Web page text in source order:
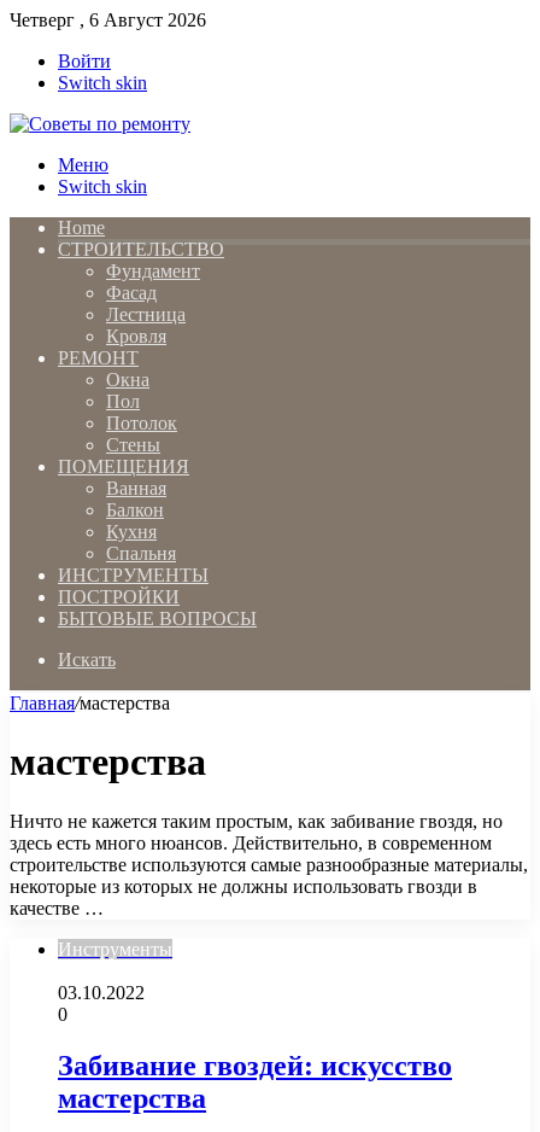
Четверг , 6 Август 2026
Войти
Switch skin
Меню
Switch skin
Home
СТРОИТЕЛЬСТВО
Фундамент
Фасад
Лестница
Кровля
РЕМОНТ
Окна
Пол
Потолок
Стены
ПОМЕЩЕНИЯ
Ванная
Балкон
Кухня
Спальня
ИНСТРУМЕНТЫ
ПОСТРОЙКИ
БЫТОВЫЕ ВОПРОСЫ
Искать
Главная/мастерства
мастерства
Ничто не кажется таким простым, как забивание гвоздя, но
здесь есть много нюансов. Действительно, в современном
строительстве используются самые разнообразные материалы,
некоторые из которых не должны использовать гвозди в
качестве …
Инструменты
03.10.2022
0
Забивание гвоздей: искусство
мастерства